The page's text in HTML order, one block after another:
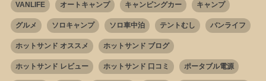
VANLIFE オートキャンプ キャンピングカー キャンプ
グルメ ソロキャンプ ソロ車中泊 テントむし バンライフ
ホットサンド オススメ ホットサンド ブログ
ホットサンド レビュー ホットサンド 口コミ ポータブル電源